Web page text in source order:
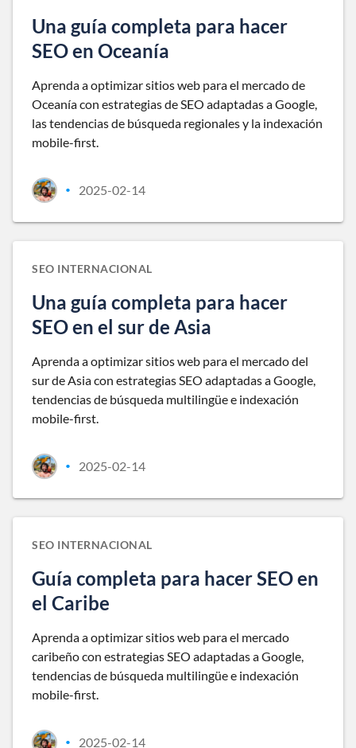
Una guía completa para hacer
SEO en Oceanía
Aprenda a optimizar sitios web para el mercado de
Oceanía con estrategias de SEO adaptadas a Google,
las tendencias de búsqueda regionales y la indexación
mobile-first.
• 2025-02-14
SEO INTERNACIONAL
Una guía completa para hacer
SEO en el sur de Asia
Aprenda a optimizar sitios web para el mercado del
sur de Asia con estrategias SEO adaptadas a Google,
tendencias de búsqueda multilingüe e indexación
mobile-first.
• 2025-02-14
SEO INTERNACIONAL
Guía completa para hacer SEO en
el Caribe
Aprenda a optimizar sitios web para el mercado
caribeño con estrategias SEO adaptadas a Google,
tendencias de búsqueda multilingüe e indexación
mobile-first.
• 2025-02-14